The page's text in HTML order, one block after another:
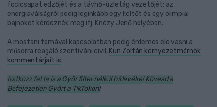
focicsapat edzőjét és a távhő-üzletág vezetőjét; az
energiaválságról pedig leginkább egy költőt és egy olimpiai
bajnokot kérdeznék meg ifj. Knézy Jenő helyében.
A mostani témával kapcsolatban pedig érdemes elolvasni a
műsorra reagáló szentiváni civil, Kun Zoltán környezetmérnök
kommentárjait is.
Iratkozz fel te is a Győr filter nélkül hírlevélre!Kövesd a
Befejezetlen Győrt a TikTokon!